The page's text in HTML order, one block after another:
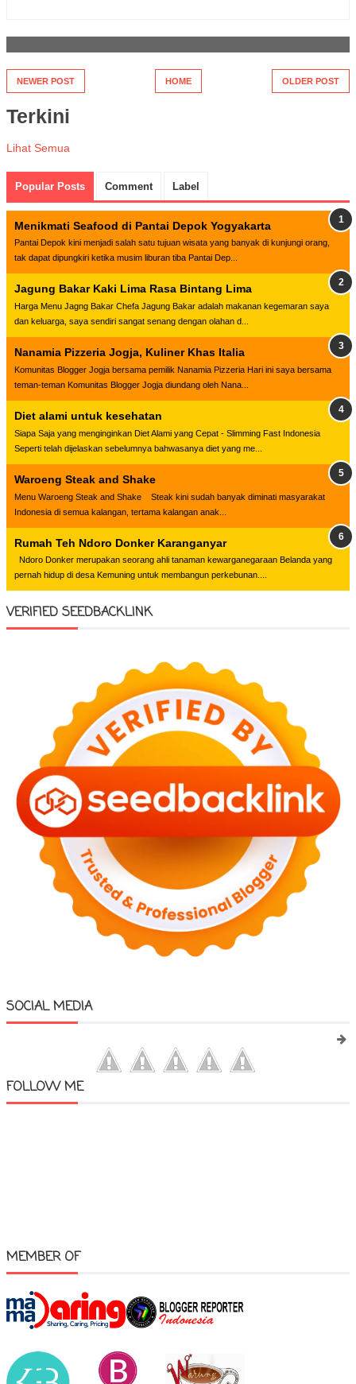
NEWER POST OLDER POST
HOME
Terkini
Lihat Semua
Popular Posts Comment Label
Menikmati Seafood di Pantai Depok Yogyakarta
Pantai Depok kini menjadi salah satu tujuan wisata yang banyak di kunjungi orang,
tak dapat dipungkiri ketika musim liburan tiba Pantai Dep...
Jagung Bakar Kaki Lima Rasa Bintang Lima
Harga Menu Jagng Bakar Chefa Jagung Bakar adalah makanan kegemaran saya
dan keluarga, saya sendiri sangat senang dengan olahan d...
Nanamia Pizzeria Jogja, Kuliner Khas Italia
Komunitas Blogger Jogja bersama pemilik Nanamia Pizzeria Hari ini saya bersama
teman-teman Komunitas Blogger Jogja diundang oleh Nana...
Diet alami untuk kesehatan
Siapa Saja yang menginginkan Diet Alami yang Cepat - Slimming Fast Indonesia
Seperti telah dijelaskan sebelumnya bahwasanya diet yang me...
Waroeng Steak and Shake
Menu Waroeng Steak and Shake Steak kini sudah banyak diminati masyarakat
Indonesia di semua kalangan, tertama kalangan anak...
Rumah Teh Ndoro Donker Karanganyar
Ndoro Donker merupakan seorang ahli tanaman kewarganegaraan Belanda yang
pernah hidup di desa Kemuning untuk membangun perkebunan....
VERIFIED SEEDBACKLINK
SOCIAL MEDIA
FOLLOW ME
MEMBER OF